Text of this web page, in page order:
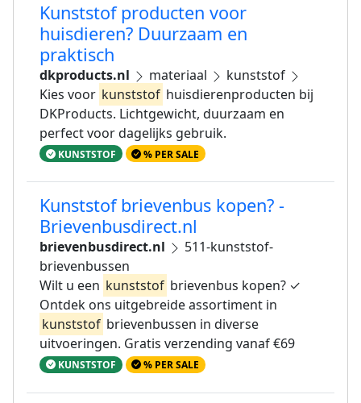
Kunststof producten voor
huisdieren? Duurzaam en
praktisch
dkproducts.nl materiaal
kunststof
Kies voor kunststof huisdierenproducten bij
DKProducts. Lichtgewicht, duurzaam en
perfect voor dagelijks gebruik.
KUNSTSTOF % PER SALE
Kunststof brievenbus kopen? -
Brievenbusdirect.nl
brievenbusdirect.nl
511-kunststof-
brievenbussen
Wilt u een kunststof brievenbus kopen? ✓
Ontdek ons uitgebreide assortiment in
kunststof brievenbussen in diverse
uitvoeringen. Gratis verzending vanaf €69
KUNSTSTOF % PER SALE